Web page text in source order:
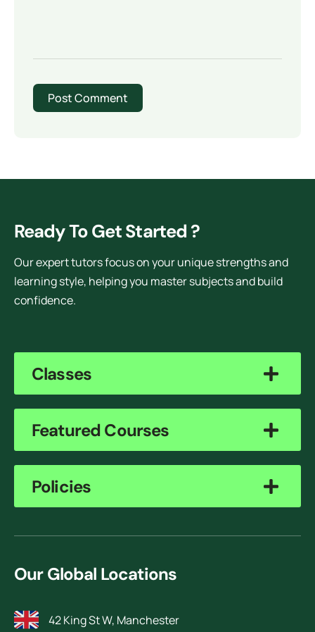
Ready To Get Started ?
Our expert tutors focus on your unique strengths and
learning style, helping you master subjects and build
confidence.
Classes
Featured Courses
Policies
Our Global Locations
42 King St W, Manchester